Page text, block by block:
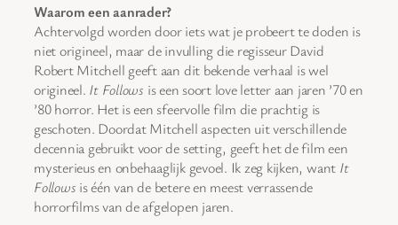
Waarom een aanrader?
Achtervolgd worden door iets wat je probeert te doden is
niet origineel, maar de invulling die regisseur David
Robert Mitchell geeft aan dit bekende verhaal is wel
origineel. It Follows is een soort love letter aan jaren ’70 en
’80 horror. Het is een sfeervolle film die prachtig is
geschoten. Doordat Mitchell aspecten uit verschillende
decennia gebruikt voor de setting, geeft het de film een
mysterieus en onbehaaglijk gevoel. Ik zeg kijken, want It
Follows is één van de betere en meest verrassende
horrorfilms van de afgelopen jaren.